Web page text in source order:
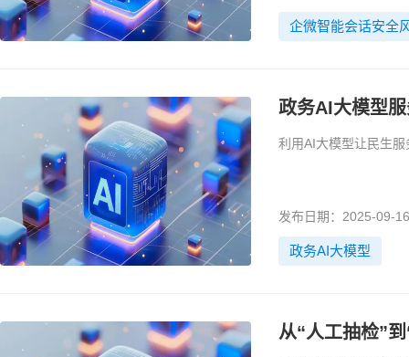
企微智能会话安全
政务AI大模型
利用AI大模型让民生服
发布日期：2025-09-16
政务AI大模型
从“人工抽检”